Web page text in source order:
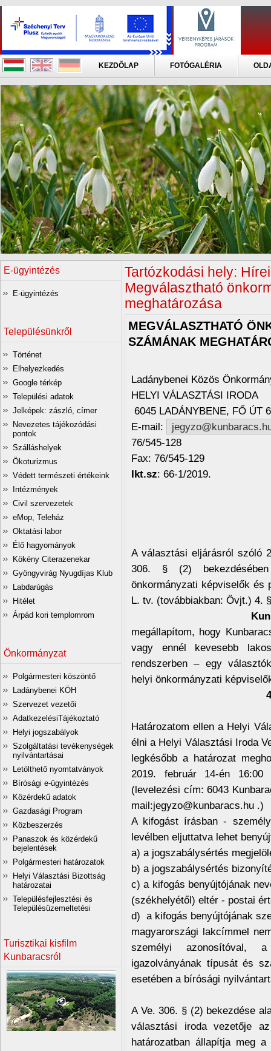
KEZDÕLAP FOTÓGALÉRIA
E-ügyintézés
E-ügyintézés
Településünkről
Történet
Elhelyezkedés
Google térkép
Települési adatok
Jelképek: zászló, címer
Nevezetes tájékozódási
pontok
Szálláshelyek
Ökoturizmus
Védett természeti értékeink
Intézmények
Civil szervezetek
eMop, Teleház
Oktatási labor
Élő hagyományok
Kökény Citerazenekar
Gyöngyvirág Nyugdíjas Klub
Labdarúgás
Hitélet
Árpád kori templomrom
Önkormányzat
Polgármesteri köszöntő
Ladánybenei KÖH
Szervezet vezetői
AdatkezelésiTájékoztató
Helyi jogszabályok
Szolgáltatási tevékenységek
nyilvántartásai
Letölthető nyomtatványok
Bírósági e-ügyintézés
Közérdekű adatok
Gazdasági Program
Közbeszerzés
Panaszok és közérdekű
bejelentések
Polgármesteri határozatok
Helyi Választási Bizottság
határozatai
Településfejlesztési és
Településüzemeltetési
Turisztikai kisfilm
Kunbaracsról
Tartózkodási hely:
Megválasztható
meghatározása
MEGVÁLASZTHATÓ
SZÁMÁNAK
Ladánybenei Közös
HELYI VÁLASZTÁSI IRODA
6045 LADÁNYBENE, FŐ ÚT
E-mail:
76/545-128
Fax: 76/545-129
Ikt.sz: 66-1/2019.
A választási eljárásról szóló
306. § (2)
önkormányzati képviselők és
L. tv. (továbbiakban: Övjt.) 4.
megállapítom, hogy
vagy ennél kevesebb
rendszerben – egy
helyi önkormányzati
Határozatom ellen a Helyi
élni a Helyi Választási Iroda
legkésőbb a határozat
2019. február 14-én
(levelezési cím: 6043
mail:jegyzo@kunbaracs.hu .)
A kifogást írásban -
levélben eljuttatva lehet
a) a jogszabálysértés
b) a jogszabálysértés
c) a kifogás benyújtójának
(székhelyétől) eltér - postai
d) a kifogás benyújtójának
magyarországi lakcímmel
személyi azonosítóval, a
igazolványának típusát és
esetében a bírósági
A Ve. 306. § (2) bekezdése
választási iroda vezetője
határozatban állapítja meg a